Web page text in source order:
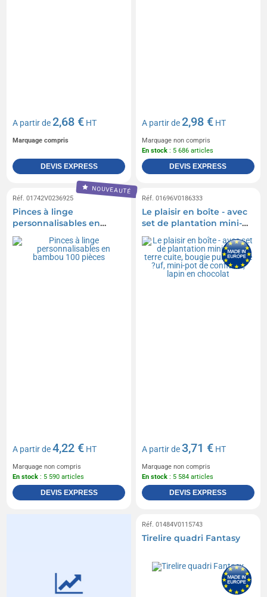
A partir de2,68 € HT
Marquage compris
DEVIS EXPRESS
A partir de2,98 € HT
Marquage non compris
En stock : 5 686 articles
DEVIS EXPRESS
NOUVEAUTÉ
Réf. 01742V0236925
Pinces à linge
personnalisables en
bambou 100 pièces
A partir de4,22 € HT
Marquage non compris
En stock : 5 590 articles
DEVIS EXPRESS
Réf. 01696V0186333
Le plaisir en boîte - avec
set de plantation mini-
pot en terre cuite, bougie
publicitaire ?uf, mini-pot
de confiture, lapin en
chocolat
A partir de3,71 € HT
Marquage non compris
En stock : 5 584 articles
DEVIS EXPRESS
Réf. 01484V0115743
Tirelire quadri Fantasy